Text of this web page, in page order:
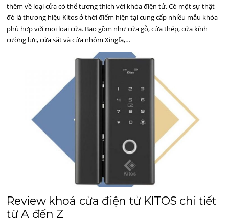
thêm về loại cửa có thể tương thích với khóa điện tử. Có một sự thật
đó là thương hiệu Kitos ở thời điểm hiện tại cung cấp nhiều mẫu khóa
phù hợp với mọi loại cửa. Bao gồm như cửa gỗ, cửa thép, cửa kính
cường lực, cửa sắt và cửa nhôm Xingfa,…
Review khoá cửa điện tử KITOS chi tiết
từ A đến Z